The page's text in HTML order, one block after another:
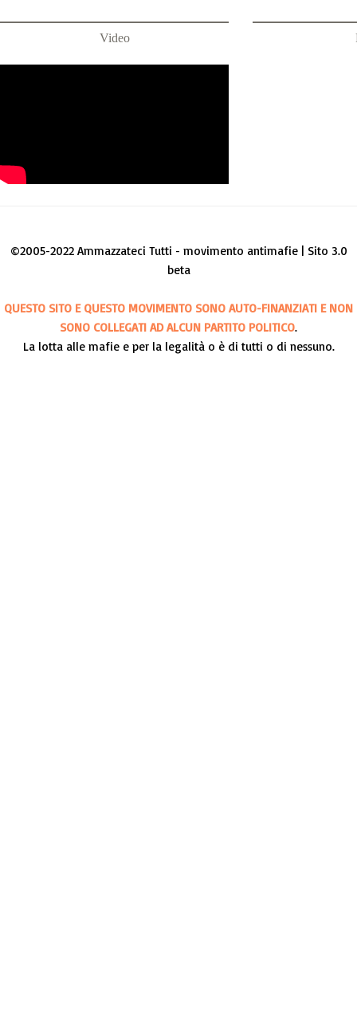
Video
©2005-2022 Ammazzateci Tutti - movimento antimafie | Sito 3.0
beta
QUESTO SITO E QUESTO MOVIMENTO SONO AUTO-FINANZIATI E NON
SONO COLLEGATI AD ALCUN PARTITO POLITICO.
La lotta alle mafie e per la legalità o è di tutti o di nessuno.